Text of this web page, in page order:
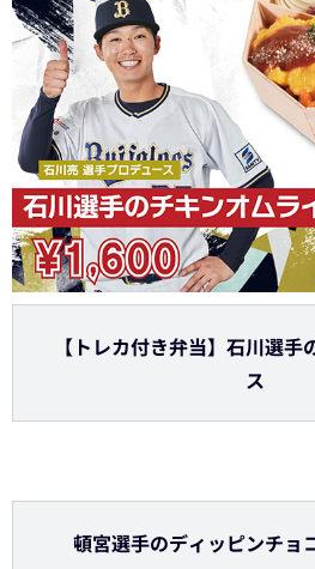
【トレカ付き弁当】石川選手
ス